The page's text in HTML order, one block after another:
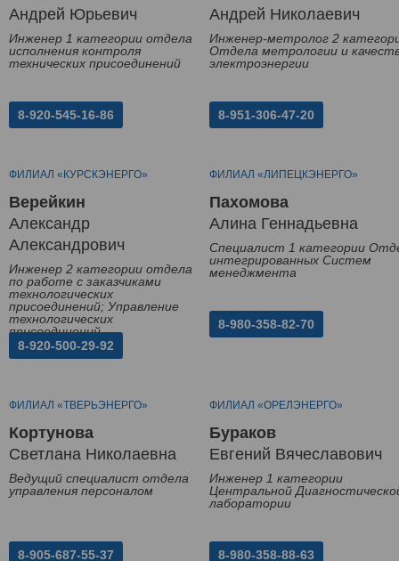
Андрей Юрьевич
Инженер 1 категории отдела
исполнения контроля
технических присоединений
8-920-545-16-86
Андрей Николаевич
Инженер-метролог 2
Отдела метрологии и
электроэнергии
8-951-306-47-20
ФИЛИАЛ «КУРСКЭНЕРГО»
Верейкин
Александр
Александрович
Инженер 2 категории отдела
по работе с заказчиками
технологических
присоединений; Управление
технологических
присоединений
8-920-500-29-92
ФИЛИАЛ «ЛИПЕЦКЭНЕРГО»
Пахомова
Алина Геннадьевна
Специалист 1 категории
интегрированных Систем
менеджмента
8-980-358-82-70
ФИЛИАЛ «ТВЕРЬЭНЕРГО»
Кортунова
Светлана Николаевна
Ведущий специалист отдела
управления персоналом
8-905-687-55-37
ФИЛИАЛ «ОРЕЛЭНЕРГО»
Бураков
Евгений Вячеславович
Инженер 1 категории
Центральной
лаборатории
8-980-358-88-63